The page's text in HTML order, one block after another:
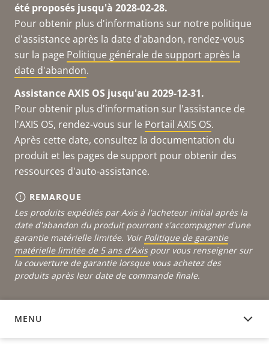
été proposés jusqu'à 2028-02-28.
Pour obtenir plus d'informations sur notre politique
d'assistance après la date d'abandon, rendez-vous
sur la page Politique générale de support après la
date d'abandon.
Assistance AXIS OS jusqu'au 2029-12-31.
Pour obtenir plus d'information sur l'assistance de
l'AXIS OS, rendez-vous sur le Portail AXIS OS.
Après cette date, consultez la documentation du
produit et les pages de support pour obtenir des
ressources d'auto-assistance.
REMARQUE
Les produits expédiés par Axis à l'acheteur initial après la
date d'abandon du produit pourront s'accompagner d'une
garantie matérielle limitée. Voir Politique de garantie
matérielle limitée de 5 ans d'Axispour vous renseigner sur
la couverture de garantie lorsque vous achetez des
produits après leur date de commande finale.
MENU
LOGICIEL DU DISPOSITIF